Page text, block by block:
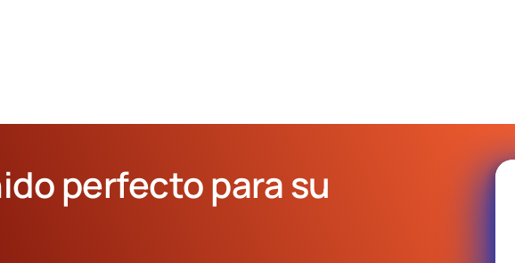
perfecto para su